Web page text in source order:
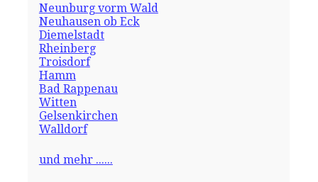
Neunburg vorm Wald
Neuhausen ob Eck
Diemelstadt
Rheinberg
Troisdorf
Hamm
Bad Rappenau
Witten
Gelsenkirchen
Walldorf
und mehr ......